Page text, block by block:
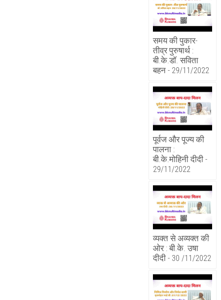
समय की पुकार-
तीव्र पुरुषार्थ :
बी.के.डॉ. सविता
बहन - 29/11/2022
पूर्वज और पूज्य की
पालना :
बी.के.मोहिनी दीदी -
29/11/2022
व्यक्त से अव्यक्त की
ओर : बी.के. उषा
दीदी - 30 /11/2022